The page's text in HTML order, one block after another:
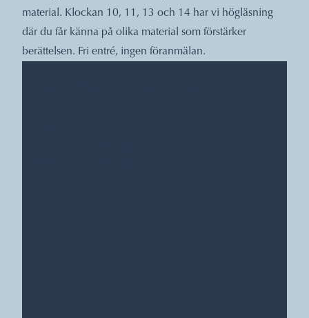
material. Klockan 10, 11, 13 och 14 har vi högläsning
där du får känna på olika material som förstärker
berättelsen. Fri entré, ingen föranmälan.